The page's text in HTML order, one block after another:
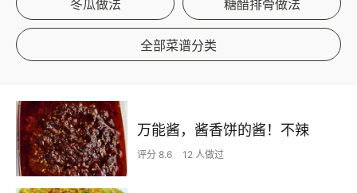
冬瓜做法 糖醋排骨做法
全部菜谱分类
万能酱，酱香饼的酱！不辣
评分 8.6 12 人做过